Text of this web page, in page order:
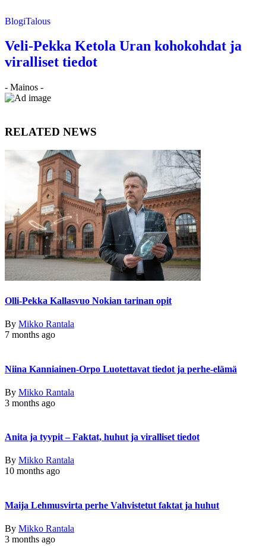
BlogiTalous
Veli-Pekka Ketola Uran kohokohdat ja
viralliset tiedot
- Mainos -
RELATED NEWS
Olli-Pekka Kallasvuo Nokian tarinan opit
By Mikko Rantala
7 months ago
Niina Kanniainen-Orpo Luotettavat tiedot ja perhe-elämä
By Mikko Rantala
3 months ago
Anita ja tyypit – Faktat, huhut ja viralliset tiedot
By Mikko Rantala
10 months ago
Maija Lehmusvirta perhe Vahvistetut faktat ja huhut
By Mikko Rantala
3 months ago